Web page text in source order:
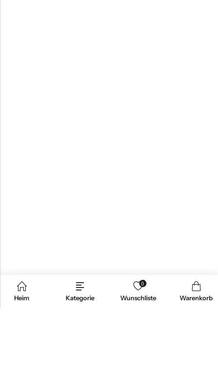
Heim Kategorie
0
Wunschliste Warenkorb